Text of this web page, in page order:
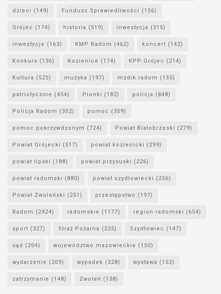
dzieci (149) Fundusz Sprawiedliwości (156)
Grójec (174) historia (519) inwestycja (315)
inwestycje (163) KMP Radom (462) koncert (142)
Konkurs (136) Kozienice (174) KPP Grójec (214)
Kultura (525) muzyka (197) mzdik radom (155)
patriotycznie (454) Pionki (182) policja (848)
Policja Radom (352) pomoc (359)
pomoc pokrzywdzonym (724) Powiat Białobrzeski (279)
Powiat Grójecki (517) powiat kozienicki (299)
powiat lipski (188) powiat przysuski (226)
powiat radomski (880) powiat szydłowiecki (256)
Powiat Zwoleński (251) przestępstwo (197)
Radom (2424) radomskie (1177) region radomski (654)
sport (327) Straż Pożarna (225) Szydłowiec (147)
sąd (204) województwo mazowieckie (150)
wydarzenie (209) wypadek (328) wystawa (152)
zatrzymanie (148) Zwoleń (138)